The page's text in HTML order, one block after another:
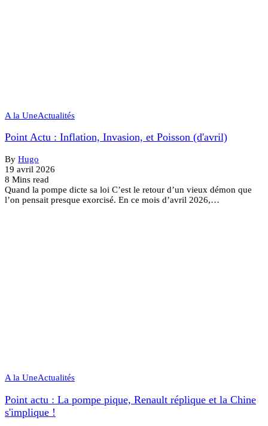
A la UneActualités
Point Actu : Inflation, Invasion, et Poisson (d'avril)
By Hugo
19 avril 2026
8 Mins read
Quand la pompe dicte sa loi C’est le retour d’un vieux démon que
l’on pensait presque exorcisé. En ce mois d’avril 2026,…
A la UneActualités
Point actu : La pompe pique, Renault réplique et la Chine
s'implique !